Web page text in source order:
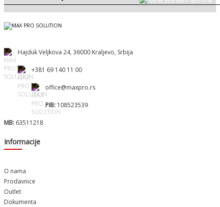
Hajduk Veljkova 24, 36000 Kraljevo, Srbija
+381 69 140 11 00
office@maxpro.rs
PIB: 108523539
MB: 63511218
Informacije
O nama
Prodavnice
Outlet
Dokumenta